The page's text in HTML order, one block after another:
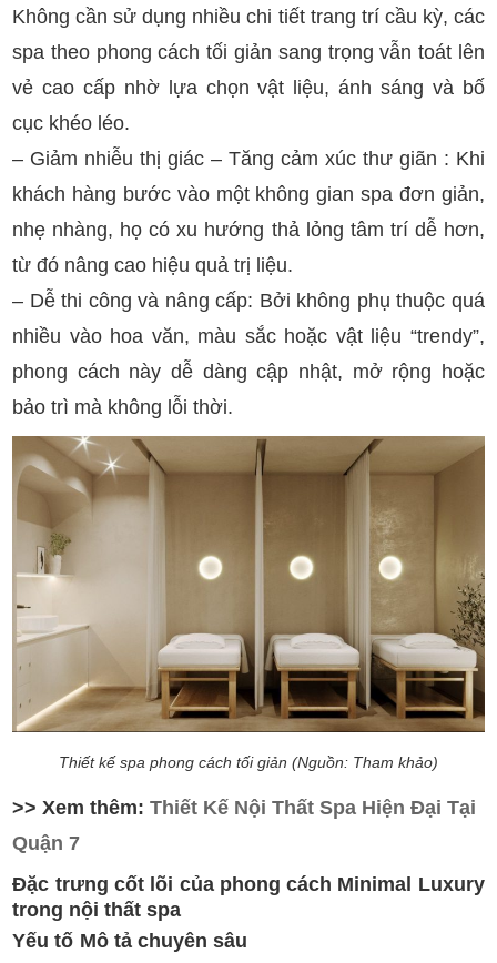
Không cần sử dụng nhiều chi tiết trang trí cầu kỳ, các
spa theo phong cách tối giản sang trọng vẫn toát lên
vẻ cao cấp nhờ lựa chọn vật liệu, ánh sáng và bố
cục khéo léo.
– Giảm nhiễu thị giác – Tăng cảm xúc thư giãn : Khi
khách hàng bước vào một không gian spa đơn giản,
nhẹ nhàng, họ có xu hướng thả lỏng tâm trí dễ hơn,
từ đó nâng cao hiệu quả trị liệu.
– Dễ thi công và nâng cấp: Bởi không phụ thuộc quá
nhiều vào hoa văn, màu sắc hoặc vật liệu “trendy”,
phong cách này dễ dàng cập nhật, mở rộng hoặc
bảo trì mà không lỗi thời.
Thiết kế spa phong cách tối giản (Nguồn: Tham khảo)
>> Xem thêm:Thiết Kế Nội Thất Spa Hiện Đại Tại
Quận 7
Đặc trưng cốt lõi của phong cách Minimal Luxury
trong nội thất spa
Yếu tố Mô tả chuyên sâu